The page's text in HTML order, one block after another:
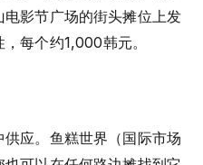
影节广场的街头摊位上发
每个约1,000韩元。
应。鱼糕世界（国际市场